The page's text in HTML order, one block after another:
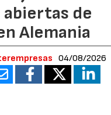
de
Alemania
04/08/2026